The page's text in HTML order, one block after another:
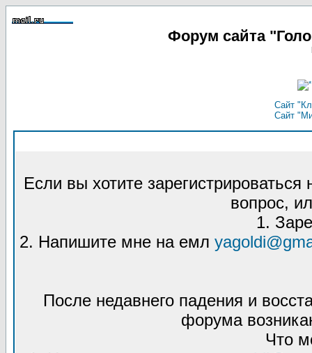
Форум сайта
Сайт
Сайт
Если вы хотите
вопрос,
1.
2. Напишите мне на емл
После недавнего падения и
форума
Что